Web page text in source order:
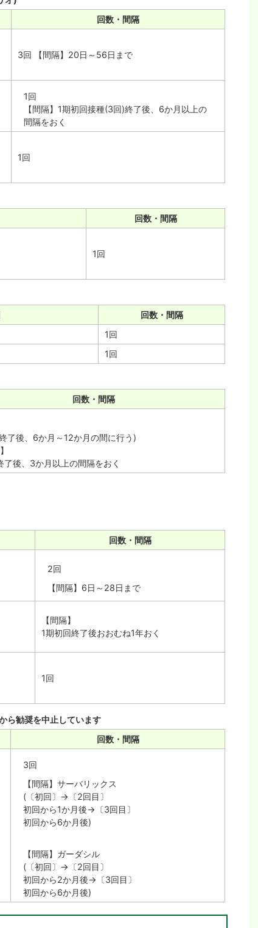
回数・間隔
3回 【間隔】20日～56日まで
1回
【間隔】1期初回接種(3回)終了後、6か月以上の
間隔をおく
1回
回数・間隔
1回
回数・間隔
1回
1回
回数・間隔
了後、6か月～12か月の間に行う)
了後、3か月以上の間隔をおく
回数・間隔
2回
【間隔】6日～28日まで
【間隔】
1期初回終了後おおむね1年おく
1回
ら勧奨を中止しています
回数・間隔
3回
【間隔】サーバリックス
(〔初回〕→〔2回目〕
初回から1か月後→〔3回目〕
初回から6か月後)
【間隔】ガーダシル
(〔初回〕→〔2回目〕
初回から2か月後→〔3回目〕
初回から6か月後)